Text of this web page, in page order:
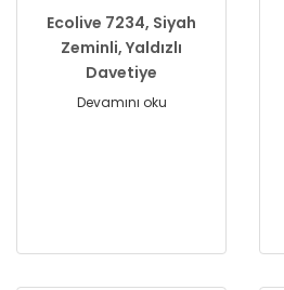
Ecolive 7234, Siyah
Zeminli, Yaldızlı
Davetiye
Devamını oku